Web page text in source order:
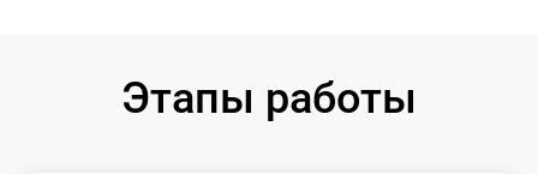
Этапы работы